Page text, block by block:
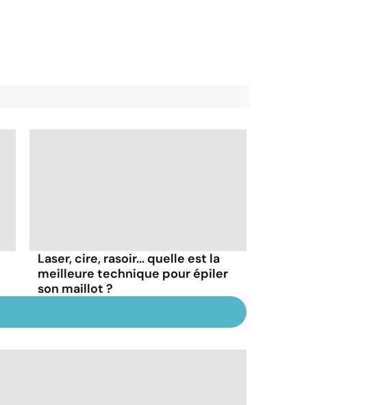
Laser, cire, rasoir... quelle est la
meilleure technique pour épiler
son maillot ?